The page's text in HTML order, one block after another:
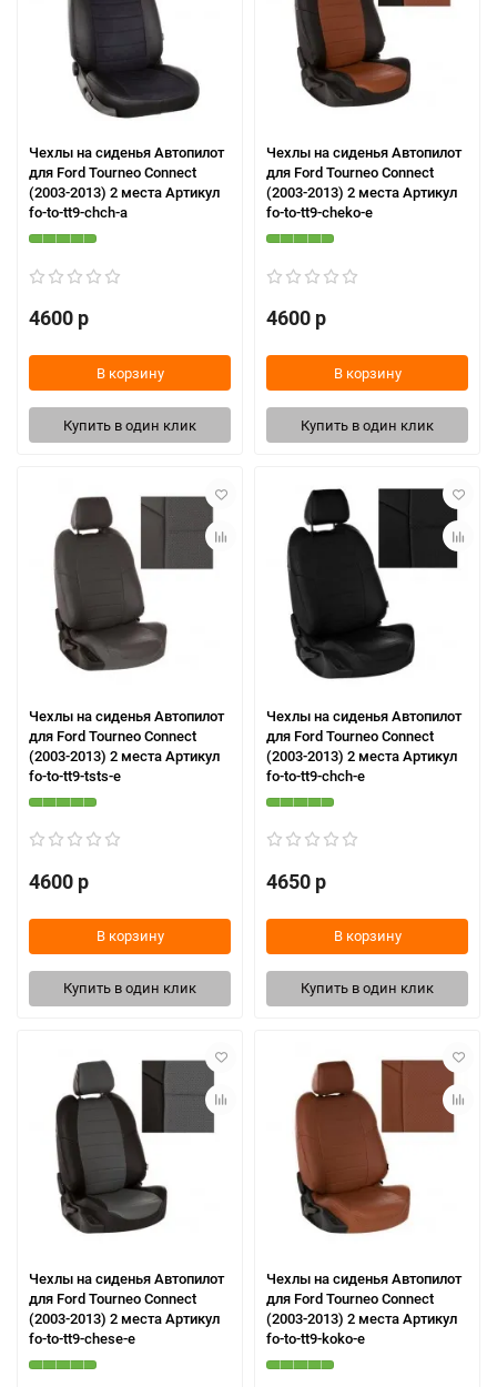
Чехлы на сиденья Автопилот
для Ford Tourneo Connect
(2003-2013) 2 места Артикул
fo-to-tt9-chch-a
4600 р
В корзину
Купить в один клик
Чехлы на сиденья Автопилот
для Ford Tourneo Connect
(2003-2013) 2 места Артикул
fo-to-tt9-cheko-e
4600 р
В корзину
Купить в один клик
Чехлы на сиденья Автопилот
для Ford Tourneo Connect
(2003-2013) 2 места Артикул
fo-to-tt9-tsts-e
4600 р
В корзину
Купить в один клик
Чехлы на сиденья Автопилот
для Ford Tourneo Connect
(2003-2013) 2 места Артикул
fo-to-tt9-chch-e
4650 р
В корзину
Купить в один клик
Чехлы на сиденья Автопилот
для Ford Tourneo Connect
(2003-2013) 2 места Артикул
fo-to-tt9-chese-e
Чехлы на сиденья Автопилот
для Ford Tourneo Connect
(2003-2013) 2 места Артикул
fo-to-tt9-koko-e